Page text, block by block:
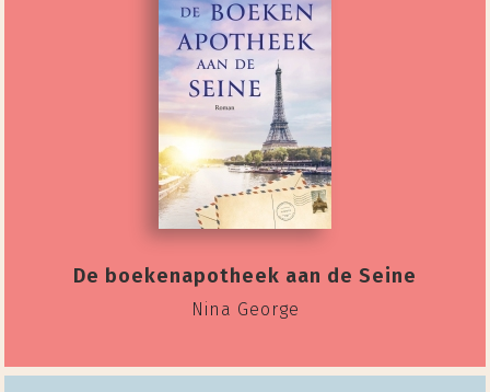
De boekenapotheek aan de Seine
Nina George